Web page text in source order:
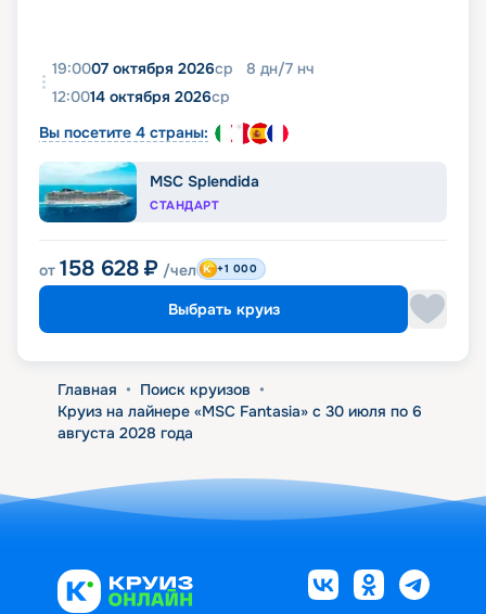
19:0007 октября 2026ср 8 дн/7 нч
12:0014 октября 2026ср
Вы посетите 4 страны:
MSC Splendida
СТАНДАРТ
от 158 628 ₽ /чел +1 000
Выбрать круиз
Главная • Поиск круизов •
Круиз на лайнере «MSC Fantasia» с 30 июля по 6
августа 2028 года